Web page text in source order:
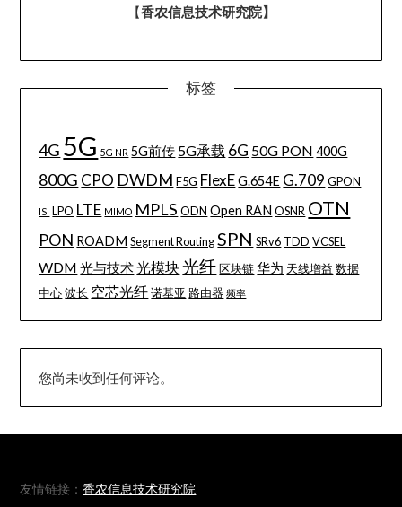
【香农信息技术研究院】
标签
4G 5G 5G NR 5G前传 5G承载 6G 50G PON 400G
800G CPO DWDM F5G FlexE G.654E G.709 GPON
ISI LPO LTE MIMO MPLS ODN Open RAN OSNR OTN
PON ROADM Segment Routing SPN SRv6 TDD VCSEL
WDM 光与技术 光模块光纤 区块链 华为 天线增益 数据
中心 波长 空芯光纤 诺基亚 路由器 频率
您尚未收到任何评论。
友情链接：香农信息技术研究院